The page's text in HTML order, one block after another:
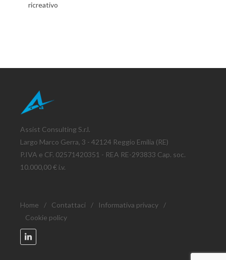
ricreativo
Assist Consulting S.r.l.
Largo Marco Gerra, 3 - 42124 Reggio Emilia (RE)
P.IVA e CF. 02571420351 - REA RE-293833 Cap. soc.
10.000,00 € i.v.
Home / Contattaci / Informativa privacy
/
Cookie policy